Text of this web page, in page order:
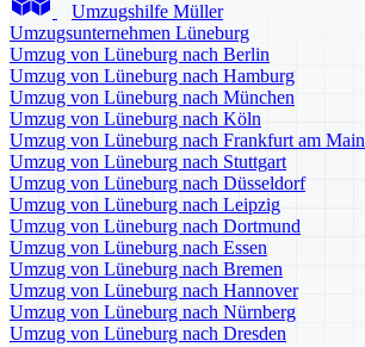
Umzugshilfe Müller
Umzugsunternehmen Lüneburg
Umzug von Lüneburg nach Berlin
Umzug von Lüneburg nach Hamburg
Umzug von Lüneburg nach München
Umzug von Lüneburg nach Köln
Umzug von Lüneburg nach Frankfurt am Main
Umzug von Lüneburg nach Stuttgart
Umzug von Lüneburg nach Düsseldorf
Umzug von Lüneburg nach Leipzig
Umzug von Lüneburg nach Dortmund
Umzug von Lüneburg nach Essen
Umzug von Lüneburg nach Bremen
Umzug von Lüneburg nach Hannover
Umzug von Lüneburg nach Nürnberg
Umzug von Lüneburg nach Dresden